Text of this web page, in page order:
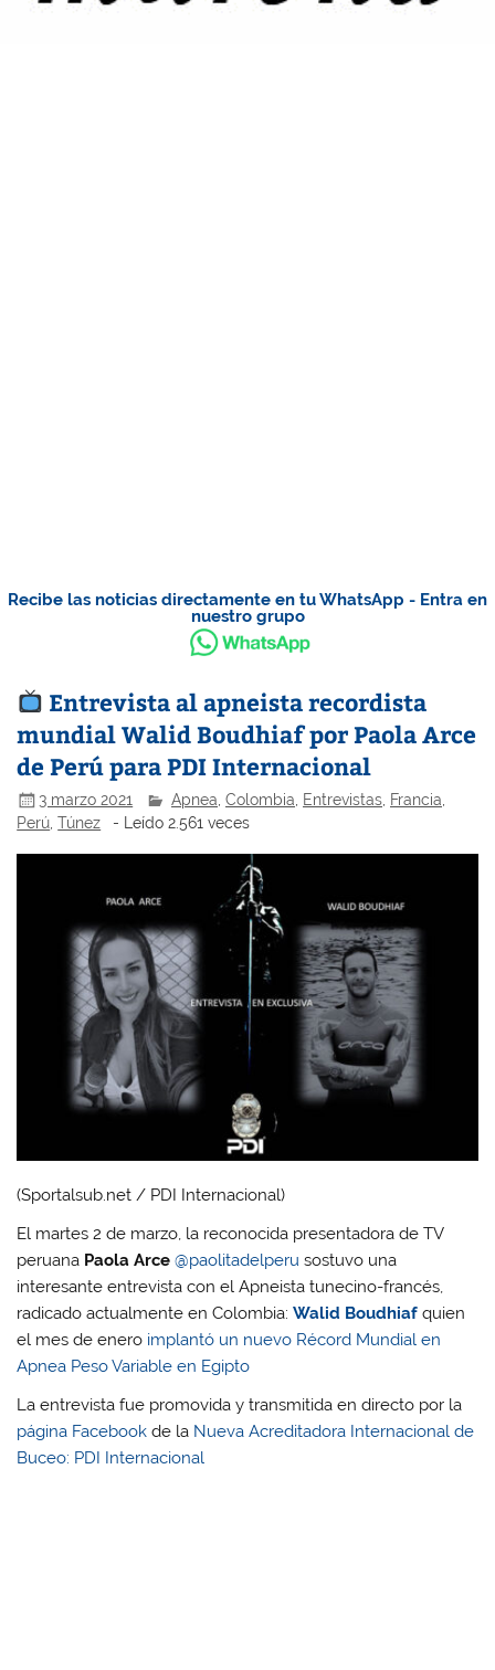
Recibe las noticias directamente en tu WhatsApp - Entra en
nuestro grupo
Entrevista al apneista recordista
mundial Walid Boudhiaf por Paola Arce
de Perú para PDI Internacional
3 marzo 2021 Apnea ,Colombia Entrevistas Francia
Perú,Túnez - Leído 2.561 veces
(Sportalsub.net / PDI Internacional)
El martes 2 de marzo, la reconocida presentadora de TV
peruana Paola Arce @paolitadelperu sostuvo una
interesante entrevista con el Apneista tunecino-francés,
radicado actualmente en Colombia:Walid Boudhiaf quien
el mes de enero implantó un nuevo Récord Mundial en
Apnea Peso Variable en Egipto
La entrevista fue promovida y transmitida en directo por la
página Facebook de la Nueva Acreditadora Internacional de
Buceo: PDI Internacional